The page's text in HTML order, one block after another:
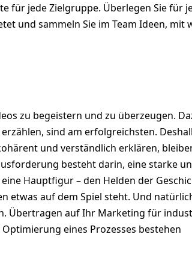
für jede Zielgruppe. Überlegen Sie für
und sammeln Sie im Team Ideen, mit
zu begeistern und zu überzeugen.
sind am erfolgreichsten.
und verständlich erklären,
besteht darin, eine starke
Hauptfigur – den Helden der
etwas auf dem Spiel steht. Und
Übertragen auf Ihr Marketing für
eines Prozesses bestehen